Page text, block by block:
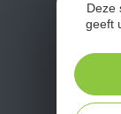
Deze
geeft